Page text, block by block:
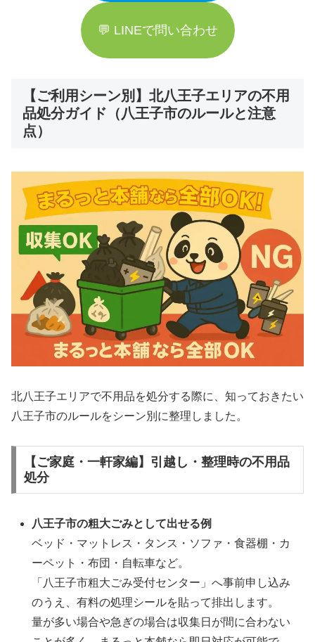
💬 LINEで問い合わせ
【ご利用シーン別】北八王子エリアの不用
品処分ガイド（八王子市のルールと注意
点）
北八王子エリアで不用品を処分する際に、知っておきたい
八王子市のルールをシーン別に整理しました。
【ご家庭・一軒家編】引越し・整理時の不用品
処分
八王子市の粗大ごみとして出せる例
ベッド・マットレス・タンス・ソファ・食器棚・カ
ーペット・布団・自転車など。
「八王子市粗大ごみ受付センター」へ事前申し込み
のうえ、有料の処理シールを貼って排出します。
量が多い場合や急ぎの場合は収集日が間に合わない